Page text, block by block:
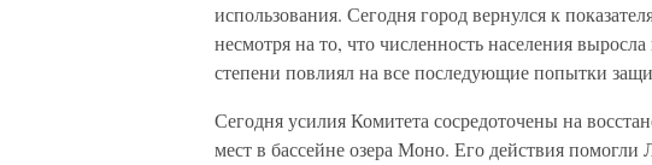
использования. Сегодня город вернулся к
несмотря на то, что численность населения
степени повлиял на все последующие попытки
Сегодня усилия Комитета сосредоточены на
мест в бассейне озера Моно. Его действия